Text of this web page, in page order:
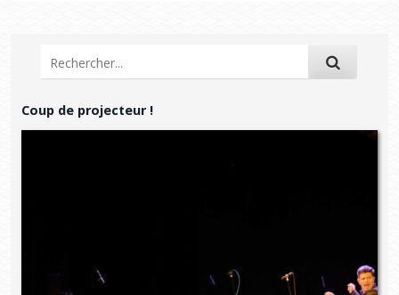
Coup de projecteur !